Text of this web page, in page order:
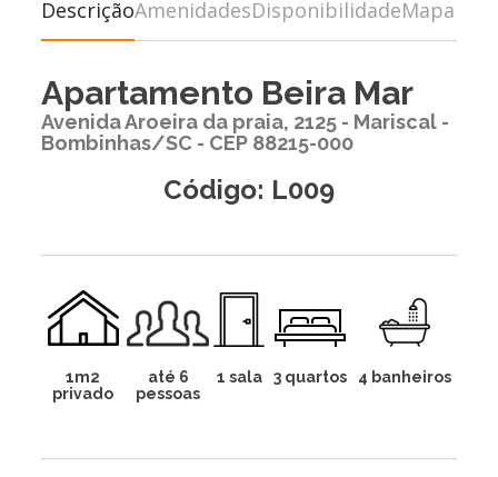
DescriçãoAmenidadesDisponibilidadeMapa
Apartamento Beira Mar
Avenida Aroeira da praia, 2125 - Mariscal -
Bombinhas/SC - CEP 88215-000
Código: L009
1m2
privado
até 6
pessoas
1 sala 3 quartos 4 banheiros